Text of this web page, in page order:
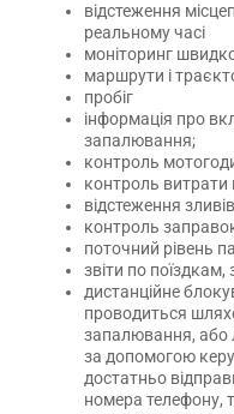
відстеження
реальному часі
моніторинг
маршрути і
пробіг
інформація про
запалювання;
контроль
контроль витрати
відстеження
контроль
поточний рівень
звіти по поїздкам,
дистанційне
проводиться
запалювання, або
за допомогою
достатньо
номера телефону,